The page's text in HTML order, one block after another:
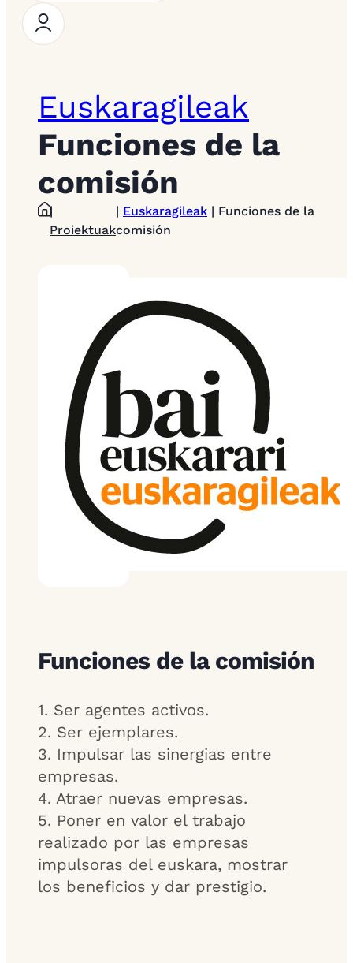
Euskaragileak
Funciones de la
comisión
|
Proiektuak
| Euskaragileak | Funciones de la
comisión
Funciones de la comisión
1. Ser agentes activos.
2. Ser ejemplares.
3. Impulsar las sinergias entre
empresas.
4. Atraer nuevas empresas.
5. Poner en valor el trabajo
realizado por las empresas
impulsoras del euskara, mostrar
los beneficios y dar prestigio.